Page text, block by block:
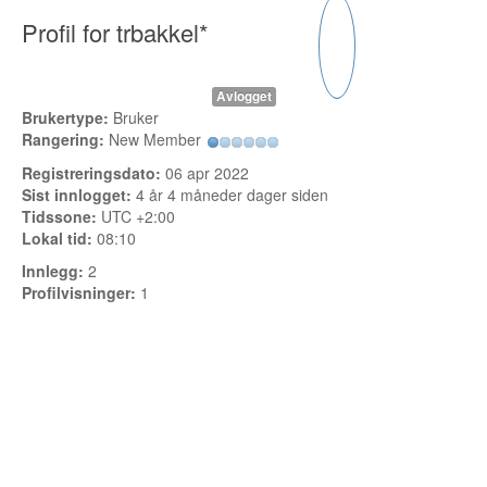
Bilmerke sider
Hedmark
Møre og Romsdal
Nord Trøndelag
Nordland
Profil for trbakkel*
Avlogget
Brukertype: Bruker
Rangering: New Member
Registreringsdato: 06 apr 2022
Sist innlogget: 4 år 4 måneder dager siden
Tidssone: UTC +2:00
Lokal tid: 08:10
Innlegg: 2
Profilvisninger: 1